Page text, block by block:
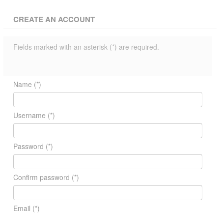
CREATE AN ACCOUNT
Fields marked with an asterisk (*) are required.
Name (*)
Username (*)
Password (*)
Confirm password (*)
Email (*)